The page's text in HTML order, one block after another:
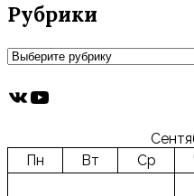
Рубрики
Рубрики
ВКонтакте
YouTube
Пн
Вт Ср